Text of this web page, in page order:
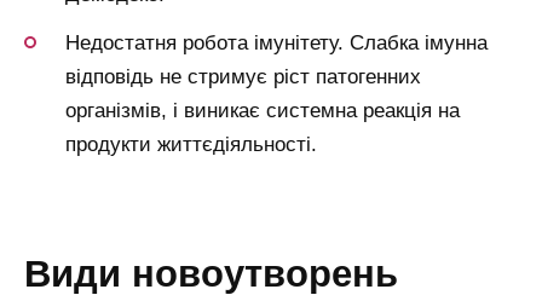
Недостатня робота імунітету. Слабка імунна
відповідь не стримує ріст патогенних
організмів, і виникає системна реакція на
продукти життєдіяльності.
види новоутворень